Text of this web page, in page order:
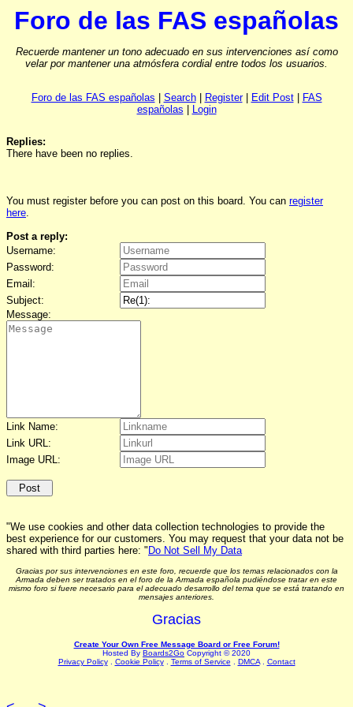
Foro de las FAS españolas
Recuerde mantener un tono adecuado en sus intervenciones así como
velar por mantener una atmósfera cordial entre todos los usuarios.
Foro de las FAS españolas Search| Register| Edit Post|
FAS
españolas
Login
Replies:
There have been no replies.
You must register before you can post on this board. You can register
here.
Post a reply:
Username:
Password:
Email:
Subject:
Message:
Link Name:
Link URL:
Image URL:
"We use cookies and other data collection technologies to provide the
best experience for our customers. You may request that your data not be
shared with third parties here: " Do Not Sell My Data
Gracias por sus intervenciones en este foro, recuerde que los temas relacionados con la
Armada deben ser tratados en el foro de la Armada española pudiéndose tratar en este
mismo foro si fuere necesario para el adecuado desarrollo del tema que se está tratando en
mensajes anteriores.
Gracias
Create Your Own Free Message Board or Free Forum!
Hosted By Boards2Go Copyright © 2020
Privacy Policy. Cookie Policy. Terms of Service DMCA. Contact